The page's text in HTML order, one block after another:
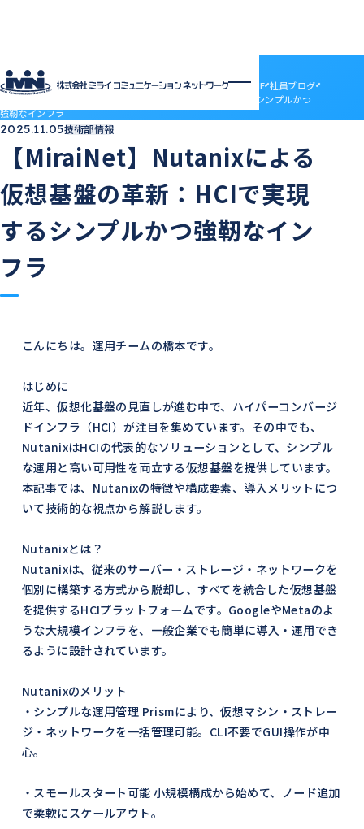
企業情報
企業情報トップ
会社概要
電子決済等代行業について
沿革
アクセス
サービス
サービストップ
MRS
ドメインセンター
Mirai DC
LGWAN接続サービス
ミライネット
採用情報
採用情報トップ
ABOUT MIRAI
INTERVIEW
ENTRY
社員ブログ
アクセス
お問い合わせ
社員ブログ
HOME 社員ブログ
【MiraiNet】Nutanixによる仮想基盤の革新：HCIで実現するシンプルかつ
強靭なインフラ
2025.11.05技術部情報
【MiraiNet】Nutanixによる
仮想基盤の革新：HCIで実現
するシンプルかつ強靭なイン
フラ
こんにちは。運用チームの橋本です。
はじめに
近年、仮想化基盤の見直しが進む中で、ハイパーコンバージ
ドインフラ（HCI）が注目を集めています。その中でも、
NutanixはHCIの代表的なソリューションとして、シンプル
な運用と高い可用性を両立する仮想基盤を提供しています。
本記事では、Nutanixの特徴や構成要素、導入メリットにつ
いて技術的な視点から解説します。
Nutanixとは？
Nutanixは、従来のサーバー・ストレージ・ネットワークを
個別に構築する方式から脱却し、すべてを統合した仮想基盤
を提供するHCIプラットフォームです。GoogleやMetaのよ
うな大規模インフラを、一般企業でも簡単に導入・運用でき
るように設計されています。
Nutanixのメリット
・シンプルな運用管理 Prismにより、仮想マシン・ストレー
ジ・ネットワークを一括管理可能。CLI不要でGUI操作が中
心。
・スモールスタート可能 小規模構成から始めて、ノード追加
で柔軟にスケールアウト。